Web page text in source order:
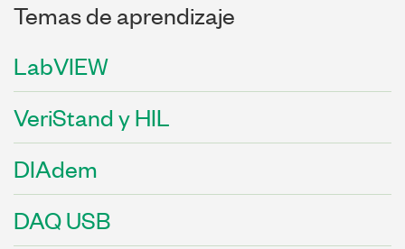
Temas de aprendizaje
LabVIEW
VeriStand y HIL
DIAdem
DAQ USB